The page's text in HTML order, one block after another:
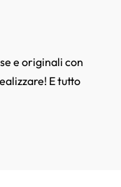
e originali con
E tutto